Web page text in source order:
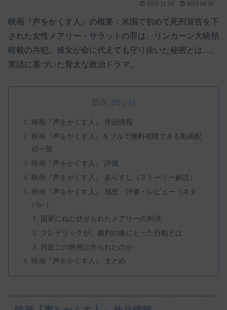
2015.11.29 2024.09.30
映画『声をかくす人』の概要：米国で初めて死刑宣告を下
された女性メアリー・サラットの罪は、リンカーン大統領
暗殺の共犯。彼女が命に代えても守り抜いた秘密とは…。
実話に基づいた骨太な政治ドラマ。
目次
映画『声をかくす人』 作品情報
映画『声をかくす人』をフルで無料視聴できる動画配
信一覧
映画『声をかくす人』 評価
映画『声をかくす人』 あらすじ（ストーリー解説）
映画『声をかくす人』 感想・評価・レビュー（ネタ
バレ）
国家にねじ伏せられたメアリーの判決
フレデリックが、裁判の後にとった行動とは
何故この映画は作られたのか
映画『声をかくす人』 まとめ